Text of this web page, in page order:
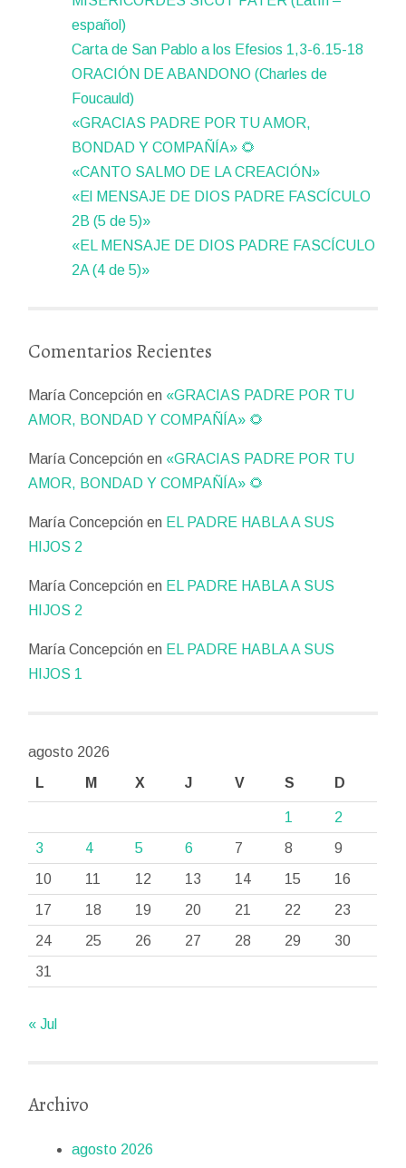
español)
Carta de San Pablo a los Efesios 1,3-6.15-18
ORACIÓN DE ABANDONO (Charles de
Foucauld)
«GRACIAS PADRE POR TU AMOR,
BONDAD Y COMPAÑÍA» 🌻
«CANTO SALMO DE LA CREACIÓN»
«El MENSAJE DE DIOS PADRE FASCÍCULO
2B (5 de 5)»
«EL MENSAJE DE DIOS PADRE FASCÍCULO
2A (4 de 5)»
Comentarios Recientes
María Concepción en «GRACIAS PADRE POR TU
AMOR, BONDAD Y COMPAÑÍA» 🌻
María Concepción en «GRACIAS PADRE POR TU
AMOR, BONDAD Y COMPAÑÍA» 🌻
María Concepción en EL PADRE HABLA A SUS
HIJOS 2
María Concepción en EL PADRE HABLA A SUS
HIJOS 2
María Concepción en EL PADRE HABLA A SUS
HIJOS 1
agosto 2026
L
M X J V S D
1
2
3
4 5 6 7 8
9
10
11 12 13 14 15
16
17
18 19 20 21 22
23
24
25 26 27 28 29
30
31
« Jul
Archivo
agosto 2026